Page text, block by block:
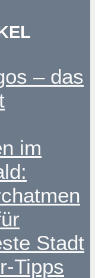
– das
im
Stadt
Tipps